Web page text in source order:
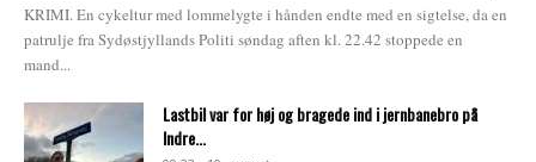
KRIMI. En cykeltur med lommelygte i hånden endte med en sigtelse, da en
patrulje fra Sydøstjyllands Politi søndag aften kl. 22.42 stoppede en
mand...
Lastbil var for høj og bragede ind i jernbanebro på
Indre...